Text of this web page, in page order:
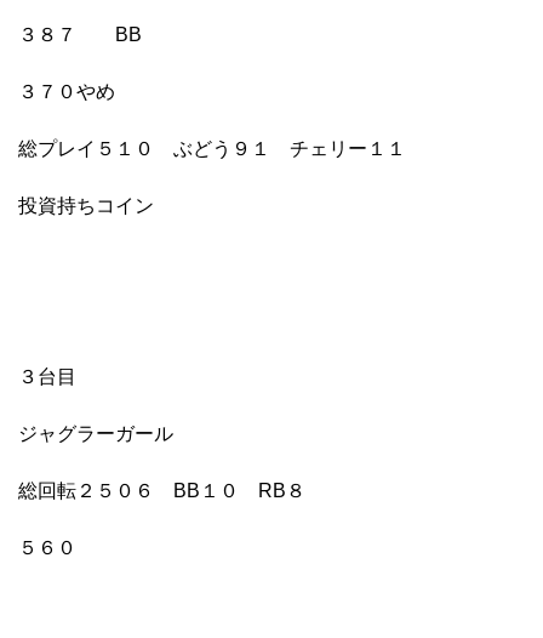
３８７ BB
３７０やめ
総プレイ５１０ ぶどう９１ チェリー１１
投資持ちコイン
３台目
ジャグラーガール
総回転２５０６ BB１０ RB８
５６０